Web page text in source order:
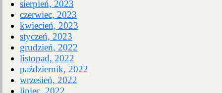
sierpień, 2023
czerwiec, 2023
kwiecień, 2023
styczeń, 2023
grudzień, 2022
listopad, 2022
październik, 2022
wrzesień, 2022
lipiec, 2022